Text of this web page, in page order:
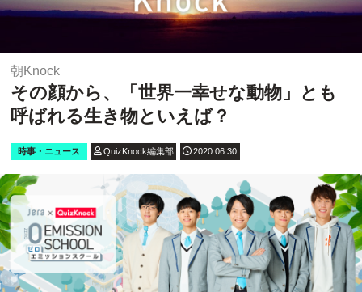
朝Knock
その顔から、「世界一幸せな動物」とも
呼ばれる生き物といえば？
時事・ニュース QuizKnock編集部 2020.06.30